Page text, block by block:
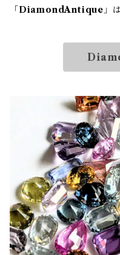
「 DiamondAntique 」